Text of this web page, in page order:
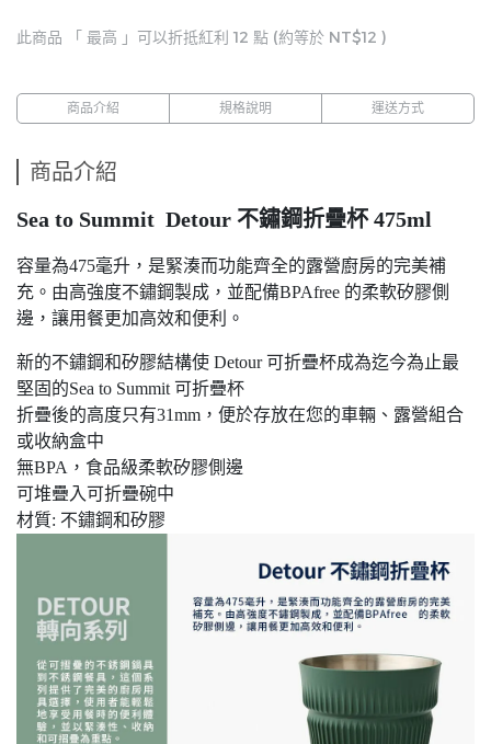
此商品 「 最高 」可以折抵紅利 12 點 (約等於 NT$12 )
商品介紹 規格說明 運送方式
商品介紹
Sea to Summit Detour 不鏽鋼折疊杯 475ml
容量為475毫升，是緊湊而功能齊全的露營廚房的完美補
充。由高強度不鏽鋼製成，並配備BPAfree 的柔軟矽膠側
邊，讓用餐更加高效和便利。
新的不鏽鋼和矽膠結構使 Detour 可折疊杯成為迄今為止最
堅固的Sea to Summit 可折疊杯
折疊後的高度只有31mm，便於存放在您的車輛、露營組合
或收納盒中
無BPA，食品級柔軟矽膠側邊
可堆疊入可折疊碗中
材質: 不鏽鋼和矽膠